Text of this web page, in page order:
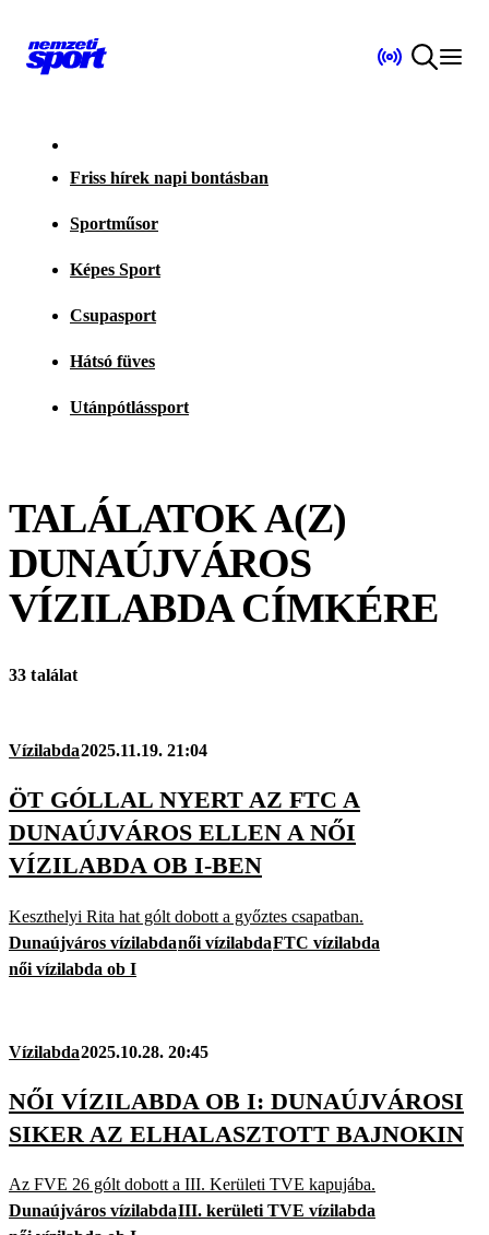
Friss hírek napi bontásban
Sportműsor
Képes Sport
Csupasport
Hátsó füves
Utánpótlássport
TALÁLATOK A(Z)
DUNAÚJVÁROS
VÍZILABDACÍMKÉRE
33 találat
Vízilabda2025.11.19. 21:04
ÖT GÓLLAL NYERT AZ FTC A
DUNAÚJVÁROS ELLEN A NŐI
VÍZILABDA OB I-BEN
Keszthelyi Rita hat gólt dobott a győztes csapatban.
Dunaújváros vízilabdanői vízilabdaFTC vízilabda
női vízilabda ob I
Vízilabda2025.10.28. 20:45
NŐI VÍZILABDA OB I: DUNAÚJVÁROSI
SIKER AZ ELHALASZTOTT BAJNOKIN
Az FVE 26 gólt dobott a III. Kerületi TVE kapujába.
Dunaújváros vízilabdaIII. kerületi TVE vízilabda